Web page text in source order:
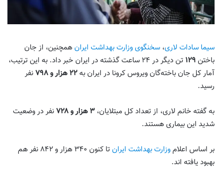
سیما سادات لاری، سخنگوی وزارت بهداشت ایرانهمچنین، از جان
باختن۱۲۹
تن دیگر در ۲۴ ساعت گذشته در ایران خبر داد. به این ترتیب،
آمار کل جان باخته‌گان ویروس کرونا در ایران به۲۲ هزار و ۷۹۸
نفر
رسید.
به گفته خانم لاری، از تعداد کل مبتلایان، ۳ هزار و ۷۲۸
نفر در وضعیت
شدید این بیماری هستند.
بر اساس اعلاموزارت بهداشت ایران
تا کنون ۳۴۰ هزار و ۸۴۲ نفر هم
بهبود یافته اند.